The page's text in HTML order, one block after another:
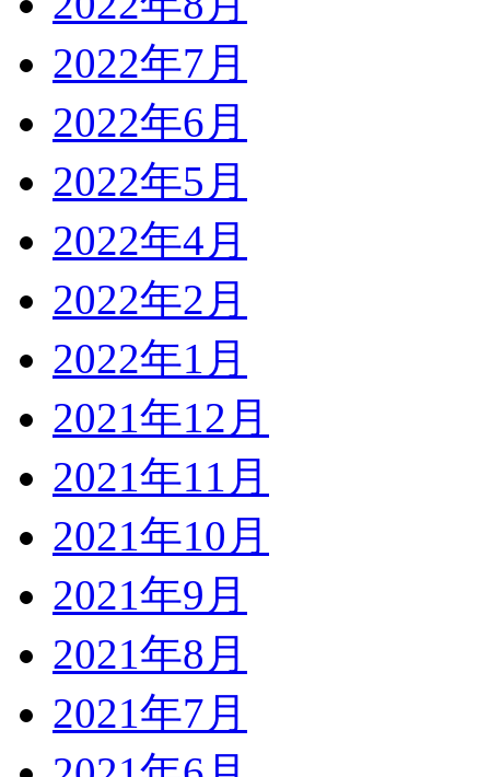
2022年7月
2022年6月
2022年5月
2022年4月
2022年2月
2022年1月
2021年12月
2021年11月
2021年10月
2021年9月
2021年8月
2021年7月